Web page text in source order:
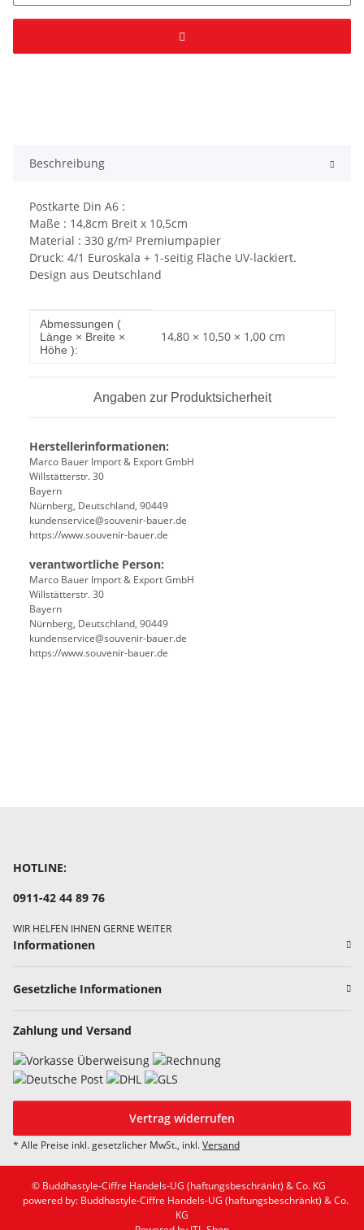
Beschreibung
Postkarte Din A6 :
Maße : 14,8cm Breit x 10,5cm
Material : 330 g/m² Premiumpapier
Druck: 4/1 Euroskala + 1-seitig Fläche UV-lackiert.
Design aus Deutschland
Produkteigenschaft
Wert
Abmessungen (
Länge × Breite ×
Höhe ):
14,80 × 10,50 × 1,00 cm
Angaben zur Produktsicherheit
Herstellerinformationen:
Marco Bauer Import & Export GmbH
Willstätterstr. 30
Bayern
Nürnberg, Deutschland, 90449
kundenservice@souvenir-bauer.de
https://www.souvenir-bauer.de
verantwortliche Person:
Marco Bauer Import & Export GmbH
Willstätterstr. 30
Bayern
Nürnberg, Deutschland, 90449
kundenservice@souvenir-bauer.de
https://www.souvenir-bauer.de
HOTLINE:
0911-42 44 89 76
WIR HELFEN IHNEN GERNE WEITER
Informationen
Gesetzliche Informationen
Zahlung und Versand
Vertrag widerrufen
* Alle Preise inkl. gesetzlicher MwSt., inkl.Versand
© Buddhastyle-Ciffre Handels-UG (haftungsbeschränkt) & Co. KG
powered by: Buddhastyle-Ciffre Handels-UG (haftungsbeschränkt) & Co.
KG